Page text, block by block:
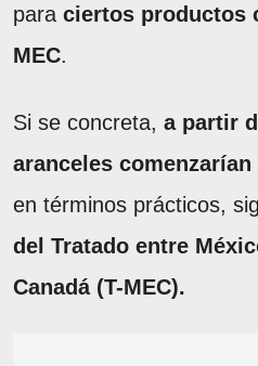
para ciertos productos
MEC.
Si se concreta, a partir
aranceles
en términos prácticos,
del Tratado entre
Canadá (T-MEC).